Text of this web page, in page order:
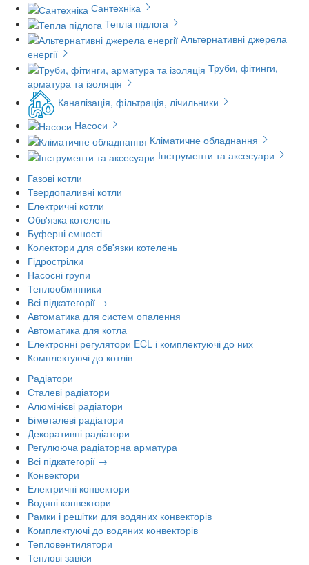
Сантехніка
Тепла підлога
Альтернативні джерела
енергії
Труби, фітинги,
арматура та ізоляція
Каналізація, фільтрація, лічильники
Насоси
Кліматичне обладнання
Інструменти та аксесуари
Газові котли
Твердопаливні котли
Електричні котли
Обв'язка котелень
Буферні ємності
Колектори для обв'язки котелень
Гідрострілки
Насосні групи
Теплообмінники
Всі підкатегорії →
Автоматика для систем опалення
Автоматика для котла
Електронні регулятори ECL і комплектуючі до них
Комплектуючі до котлів
Радіатори
Сталеві радіатори
Алюмінієві радіатори
Біметалеві радіатори
Декоративні радіатори
Регулююча радіаторна арматура
Всі підкатегорії →
Конвектори
Електричні конвектори
Водяні конвектори
Рамки і решітки для водяних конвекторів
Комплектуючі до водяних конвекторів
Тепловентилятори
Теплові завіси